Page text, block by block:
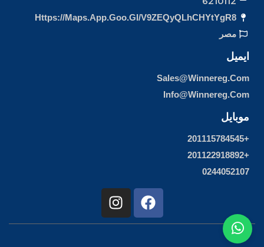
Https://maps.app.goo.gl/v9ZEQyQLhCHYtYgR8
مصر
ايميل
Sales@winnereg.com
Info@winnereg.com
موبايل
+201115784545
+201122918892
0244052107
F
a
c
I
n
s